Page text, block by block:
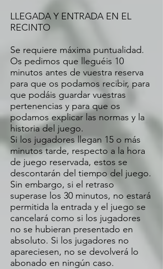
LLEGADA Y ENTRADA EN EL
RECINTO
Se requiere máxima puntualidad.
Os pedimos que lleguéis 10
minutos antes de vuestra reserva
para que os podamos recibir, para
que podáis guardar vuestras
pertenencias y para que os
podamos explicar las normas y la
historia del juego.
Si los jugadores llegan 15 o más
minutos tarde, respecto a la hora
de juego reservada, estos se
descontarán del tiempo del juego.
Sin embargo, si el retraso
superase los 30 minutos, no estará
permitida la entrada y el juego se
cancelará como si los jugadores
no se hubieran presentado en
absoluto. Si los jugadores no
apareciesen, no se devolverá lo
abonado en ningún caso.